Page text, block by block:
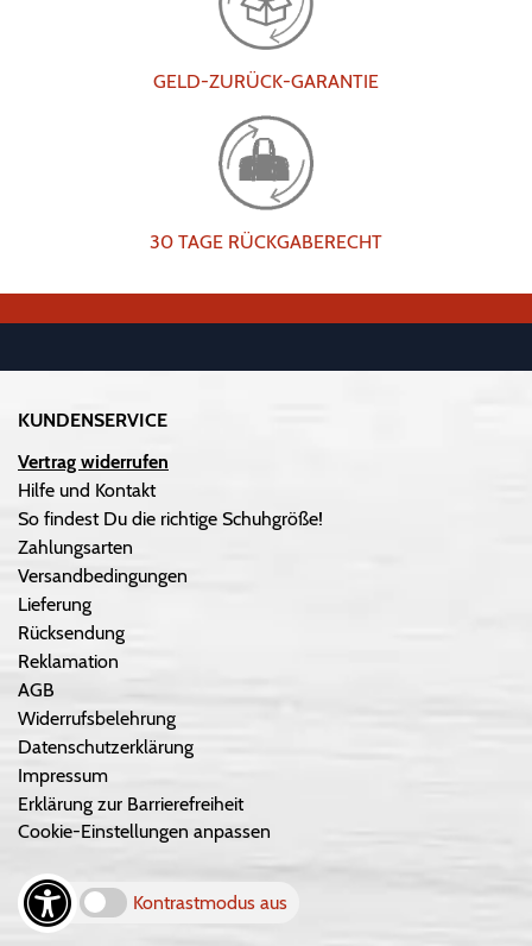
GELD-ZURÜCK-GARANTIE
30 TAGE RÜCKGABERECHT
KUNDENSERVICE
Vertrag widerrufen
Hilfe und Kontakt
So findest Du die richtige Schuhgröße!
Zahlungsarten
Versandbedingungen
Lieferung
Rücksendung
Reklamation
AGB
Widerrufsbelehrung
Datenschutzerklärung
Impressum
Erklärung zur Barrierefreiheit
Cookie-Einstellungen anpassen
Kontrastmodus aus